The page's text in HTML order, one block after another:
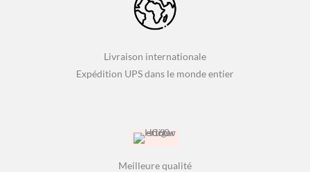
Livraison internationale
Expédition UPS dans le monde entier
Meilleure qualité